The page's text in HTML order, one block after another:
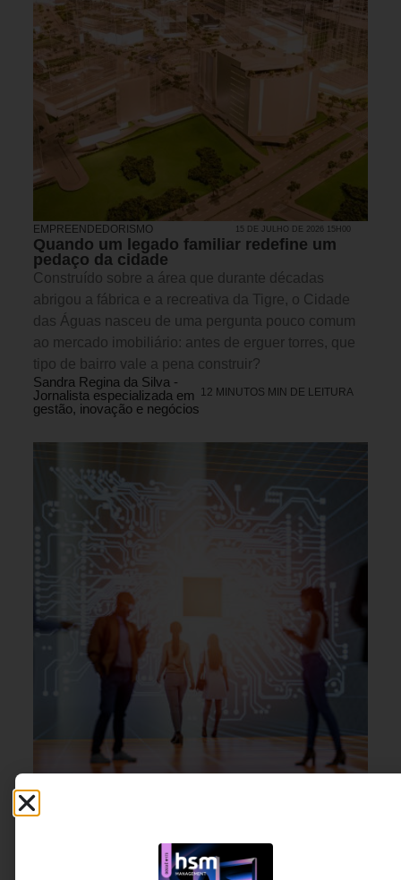
EMPREENDEDORISMO 15 DE JULHO DE 2026 15H00
Quando um legado familiar redefine um
pedaço da cidade
Construído sobre a área que durante décadas
abrigou a fábrica e a recreativa da Tigre, o Cidade
das Águas nasceu de uma pergunta pouco comum
ao mercado imobiliário: antes de erguer torres, que
tipo de bairro vale a pena construir?
Sandra Regina da Silva -
Jornalista especializada em
gestão, inovação e negócios
12 MINUTOS MIN DE LEITURA
INOVAÇÃO & ESTRATÉGIA,
, USER